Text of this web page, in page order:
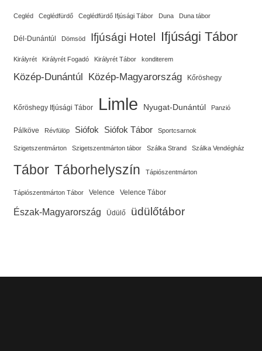
Cegléd Ceglédfürdő Ceglédfürdő Ifjúsági Tábor Duna Duna tábor
Dél-Dunántúl Dömsöd Ifjúsági Hotel Ifjúsági Tábor
Királyrét Királyrét Fogadó Királyrét Tábor konditerem
Közép-Dunántúl Közép-Magyarország Kőröshegy
Kőröshegy Ifjúsági Tábor Limle Nyugat-Dunántúl Panzió
Pálköve Révfülöp Siófok Siófok Tábor Sportcsarnok
Szigetszentmárton Szigetszentmárton tábor Szálka Strand Szálka Vendégház
Tábor Táborhelyszín Tápiószentmárton
Tápiószentmárton Tábor Velence Velence Tábor
Észak-Magyarország Üdülő üdülőtábor